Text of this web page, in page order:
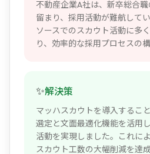
不動産企業A社は、新卒総合
留まり、採用活動が難航して
ソースでのスカウト活動に多
り、効率的な採用プロセスの
✨解決策
マッハスカウトを導入するこ
選定と文面最適化機能を活用
活動を実現しました。これに
スカウト工数の大幅削減を達成